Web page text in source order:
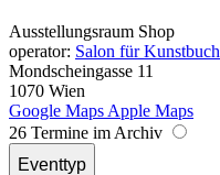
Ausstellungsraum Shop
operator: Salon für Kunstbuch
Mondscheingasse 11
1070 Wien
Google Maps Apple Maps
26 Termine im Archiv
Eventtyp